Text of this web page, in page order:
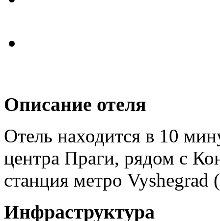
Описание отеля
Отель находится в 10
центра Праги, рядом с
станция метро Vyshegrad
Инфраструктура